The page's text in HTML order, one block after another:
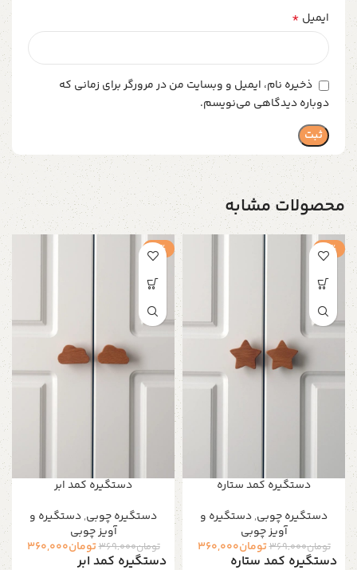
ایمیل *
ذخیره نام، ایمیل و وبسایت من در مرورگر برای زمانی که
دوباره دیدگاهی می‌نویسم.
محصولات مشابه
-2%
دستگیره کمد ستاره
دستگیره‌ چوبی,دستگیره و
آویز چوبی
تومان369,000تومان360,000
دستگیره کمد ستاره
-2%
دستگیره کمد ابر
دستگیره‌ چوبی,دستگیره و
آویز چوبی
تومان369,000تومان360,000
دستگیره کمد ابر